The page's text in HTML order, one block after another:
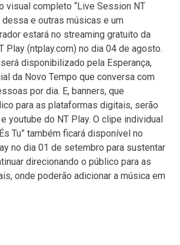
visual completo “Live Session NT
dessa e outras músicas e um
estará no streaming gratuito da
Play (ntplay.com) no dia 04 de agosto.
disponibilizado pela Esperança,
da Novo Tempo que conversa com
por dia. E, banners, que
para as plataformas digitais, serão
youtube do NT Play. O clipe individual
Tu” também ficará disponível no
no dia 01 de setembro para sustentar
direcionando o público para as
onde poderão adicionar a música em